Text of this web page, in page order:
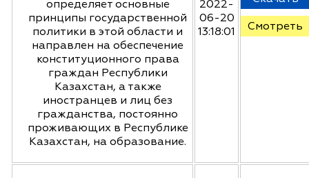
определяет основные
принципы государственной
политики в этой области и
направлен на обеспечение
конституционного права
граждан Республики
Казахстан, а также
иностранцев и лиц без
гражданства, постоянно
проживающих в Республике
Казахстан, на образование.
2022-
06-20
13:18:01
Смотреть